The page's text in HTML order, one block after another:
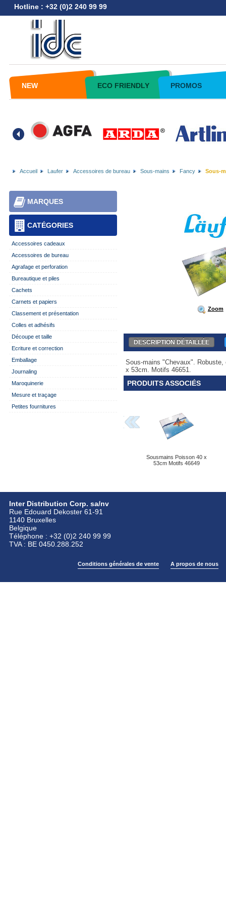
Hotline : +32 (0)2 240 99 99
NEW ECO FRIENDLY PROMOS
Accueil Laufer Accessoires de bureau Sous-mains Fancy Sous-
CATÉGORIES
MARQUES
Accessoires cadeaux
Accessoires de bureau
Agrafage et perforation
Bureautique et piles
Cachets
Carnets et papiers
Classement et présentation
Colles et adhésifs
Découpe et taille
Ecriture et correction
Emballage
Journaling
Maroquinerie
Mesure et traçage
Petites fournitures
Zoom
DESCRIPTION DÉTAILLÉE
Sous-mains "Chevaux".
x 53cm. Motifs 46651.
PRODUITS ASSOCIÉS
Sousmains Poisson 40 x
53cm Motifs 46649
Inter Distribution Corp. sa/nv
Rue Edouard Dekoster 61-91
1140 Bruxelles
Belgique
Téléphone : +32 (0)2 240 99 99
TVA : BE 0450.288.252
Conditions générales de vente A propos de nous